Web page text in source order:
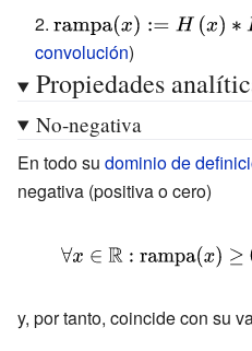
}^{x}H(\xi
)\,\mathrm {d}
{\displaystyle
convolución)
Propiedades
No-negativa
En todo su dominio de
negativa (positiva o cero)
{\displaystyle
\mathbb {R}
y, por tanto, coincide con su